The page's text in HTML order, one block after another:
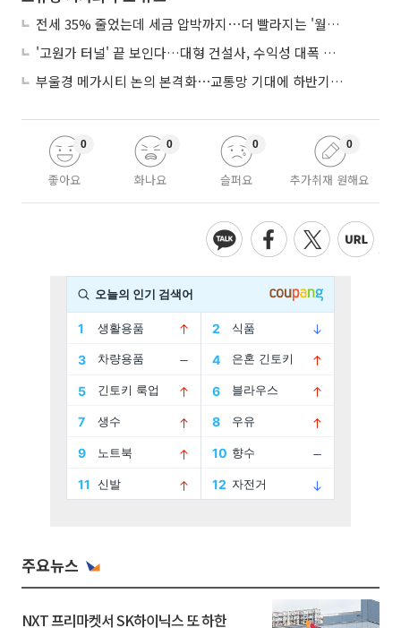
전세 35% 줄었는데 세금 압박까지⋯더 빨라지는 '월세화'
'고원가 터널' 끝 보인다…대형 건설사, 수익성 대폭 개선
부울경 메가시티 논의 본격화⋯교통망 기대에 하반기 분양시장 '주목'
좋아요
0
화나요
0
슬퍼요
0
추가취재 원해요
0
주요뉴스
NXT 프리마켓서 SK하이닉스 또 하한